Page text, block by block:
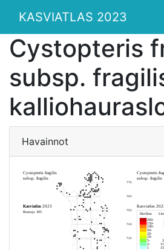
KASVIATLAS 2023
Cystopteris
subsp.
Havainnot